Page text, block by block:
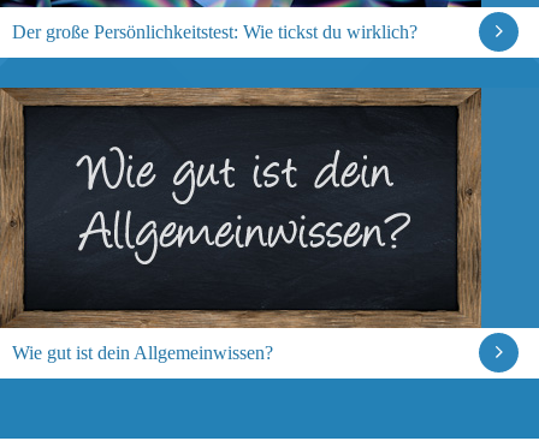
Der große Persönlichkeitstest: Wie tickst du wirklich?
Wie gut ist dein Allgemeinwissen?